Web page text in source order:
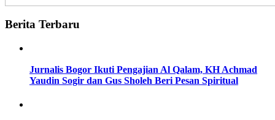
Berita Terbaru
Jurnalis Bogor Ikuti Pengajian Al Qalam, KH Achmad
Yaudin Sogir dan Gus Sholeh Beri Pesan Spiritual